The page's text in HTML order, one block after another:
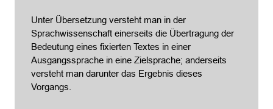
Unter Übersetzung versteht man in der
Sprachwissenschaft einerseits die Übertragung der
Bedeutung eines fixierten Textes in einer
Ausgangssprache in eine Zielsprache; anderseits
versteht man darunter das Ergebnis dieses
Vorgangs.